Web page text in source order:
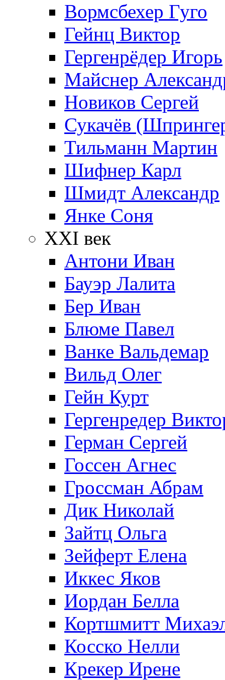
Вормсбехер Гуго
Гейнц Виктор
Гергенрёдер Игорь
Майснер
Новиков Сергей
Сукачёв
Тильманн Мартин
Шифнер Карл
Шмидт Александр
Янке Соня
XXI век
Антони Иван
Бауэр Лалита
Бер Иван
Блюме Павел
Ванке Вальдемар
Вильд Олег
Гейн Курт
Гергенредер
Герман Сергей
Госсен Агнес
Гроссман Абрам
Дик Николай
Зайтц Ольга
Зейферт Елена
Иккес Яков
Иордан Белла
Кортшмитт
Косско Нелли
Крекер Ирене